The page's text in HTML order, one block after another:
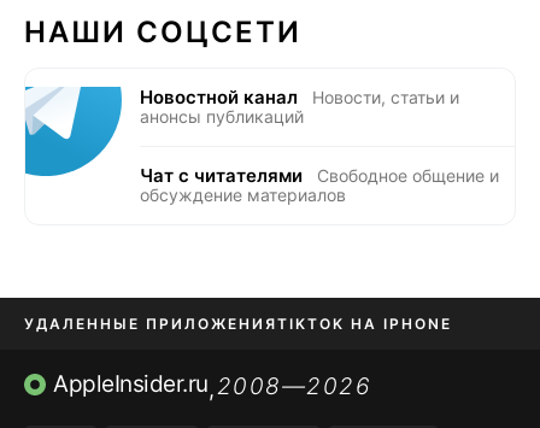
НАШИ СОЦСЕТИ
Новостной канал
Новости, статьи и
анонсы публикаций
Чат с читателями
Свободное общение и
обсуждение материалов
УДАЛЕННЫЕ ПРИЛОЖЕНИЯTIKTOK НА IPHONE
ПРИЛОЖЕНИЯ БЕЗ APP STORE
AppleInsider.ru,2008—2026